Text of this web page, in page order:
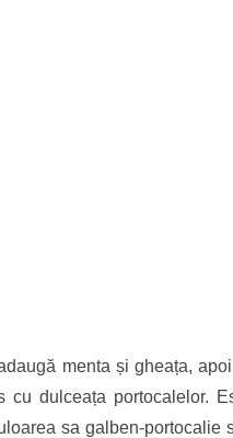
menta și gheața,
cu dulceața portocalelor.
sa galben-